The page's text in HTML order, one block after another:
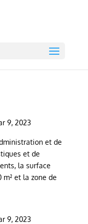
9, 2023
et de
et de
la surface
et la zone de
9, 2023